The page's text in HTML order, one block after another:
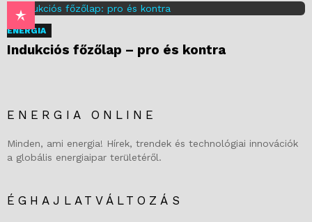
ENERGIA
Indukciós főzőlap – pro és kontra
ENERGIA ONLINE
Minden, ami energia! Hírek, trendek és technológiai innovációk
a globális energiaipar területéről.
ÉGHAJLATVÁLTOZÁS